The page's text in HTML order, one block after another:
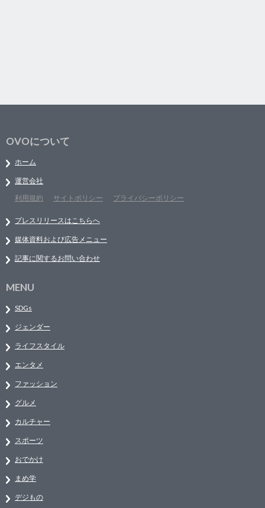
OVOについて
ホーム
運営会社
利用規約
サイトポリシー プライバシーポリシー
プレスリリースはこちらへ
媒体資料および広告メニュー
記事に関するお問い合わせ
MENU
SDGs
ジェンダー
ライフスタイル
エンタメ
ファッション
グルメ
カルチャー
スポーツ
おでかけ
まめ学
デジもの